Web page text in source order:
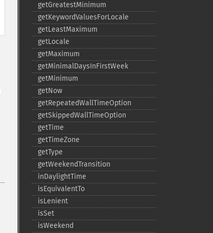
getGreatestMinimum
getKeywordValuesForLocale
getLeastMaximum
getLocale
getMaximum
getMinimalDaysInFirstWeek
getMinimum
getNow
getRepeatedWallTimeOption
getSkippedWallTimeOption
getTime
getTimeZone
getType
getWeekendTransition
inDaylightTime
isEquivalentTo
isLenient
isSet
isWeekend